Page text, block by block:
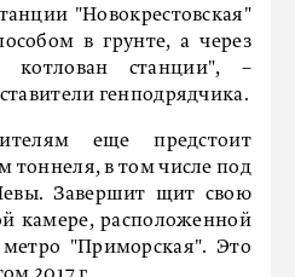
"Новокрестовская"
в грунте, а через
котлован станции", –
генподрядчика.
еще предстоит
тоннеля, в том числе под
Завершит щит свою
камере, расположенной
"Приморская". Это